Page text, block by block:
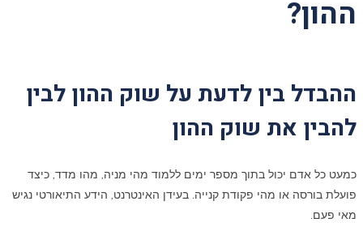
ההון?
ההבדל בין לדעת על שוק ההון לבין
להבין את שוק ההון
כמעט כל אדם יכול בתוך מספר ימים ללמוד מהי מניה, מהו מדד, כיצד
פועלת בורסה או מהי פקודת קנייה. בעידן האינטרנט, הידע התיאורטי נגיש
מאי פעם.